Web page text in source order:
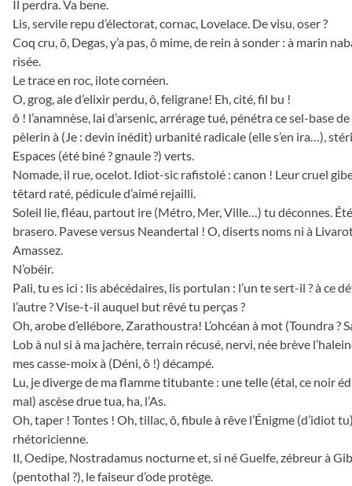
Il perdra. Va bene.
Lis, servile repu d’électorat, cornac, Lovelace. De visu, oser ?
Coq cru, ô, Degas, y’a pas, ô mime, de rein à sonder : à marin
risée.
Le trace en roc, ilote cornéen.
O, grog, ale d’elixir perdu, ô, feligrane! Eh, cité, fil bu !
ô ! l’anamnèse, lai d’arsenic, arrérage tué, pénétra ce sel-base
pèlerin à (Je : devin inédit) urbanité radicale (elle s’en ira…),
Espaces (été biné ? gnaule ?) verts.
Nomade, il rue, ocelot. Idiot-sic rafistolé : canon ! Leur cruel
têtard raté, pédicule d’aimé rejailli.
Soleil lie, fléau, partout ire (Métro, Mer, Ville…) tu déconnes.
brasero. Pavese versus Neandertal ! O, diserts noms ni à
Amassez.
N’obéir.
Pali, tu es ici : lis abécédaires, lis portulan : l’un te sert-il ? à ce
l’autre ? Vise-t-il auquel but rêvé tu perças ?
Oh, arobe d’ellébore, Zarathoustra! L’ohcéan à mot (Toundra ?
Lob à nul si à ma jachère, terrain récusé, nervi, née brève
mes casse-moix à (Déni, ô !) décampé.
Lu, je diverge de ma flamme titubante : une telle (étal, ce noir
mal) ascèse drue tua, ha, l’As.
Oh, taper ! Tontes ! Oh, tillac, ô, fibule à rêve l’Énigme (d’idiot
rhétoricienne.
Il, Oedipe, Nostradamus nocturne et, si né Guelfe, zébreur à
(pentothal ?), le faiseur d’ode protège.